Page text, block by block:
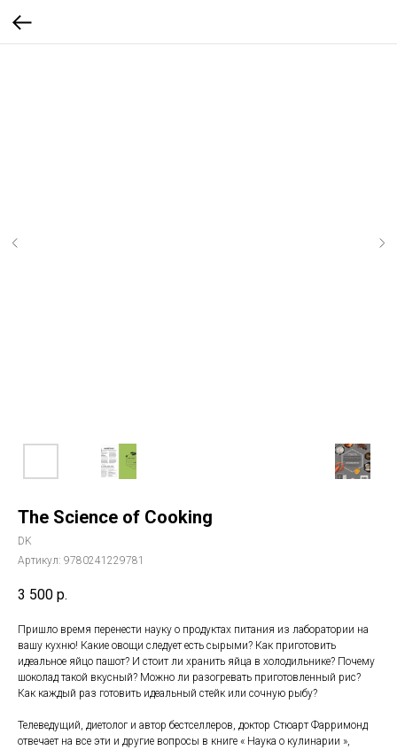
The Science of Cooking
DK
Артикул: 9780241229781
3 500 р.
Пришло время перенести науку о продуктах питания из лаборатории на
вашу кухню! Какие овощи следует есть сырыми? Как приготовить
идеальное яйцо пашот? И стоит ли хранить яйца в холодильнике? Почему
шоколад такой вкусный? Можно ли разогревать приготовленный рис?
Как каждый раз готовить идеальный стейк или сочную рыбу?
Телеведущий, диетолог и автор бестселлеров, доктор Стюарт Фарримонд
отвечает на все эти и другие вопросы в книге « Наука о кулинарии »,